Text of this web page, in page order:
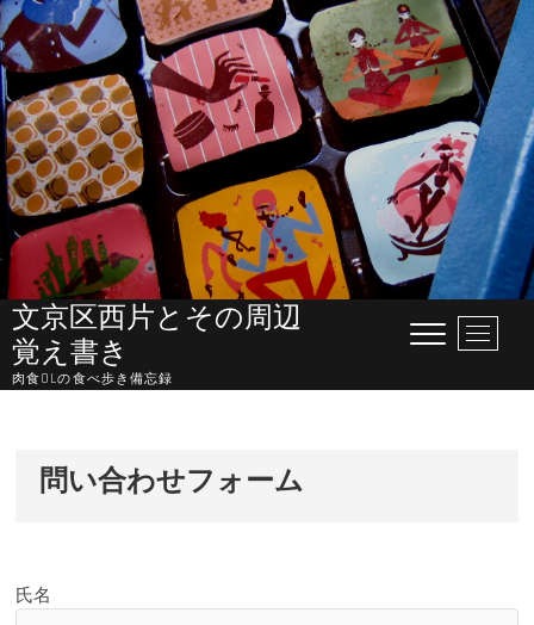
Skip
to
content
文京区西片とその周辺
覚え書き
肉食OLの食べ歩き備忘録
M
e
問い合わせフォーム
氏名